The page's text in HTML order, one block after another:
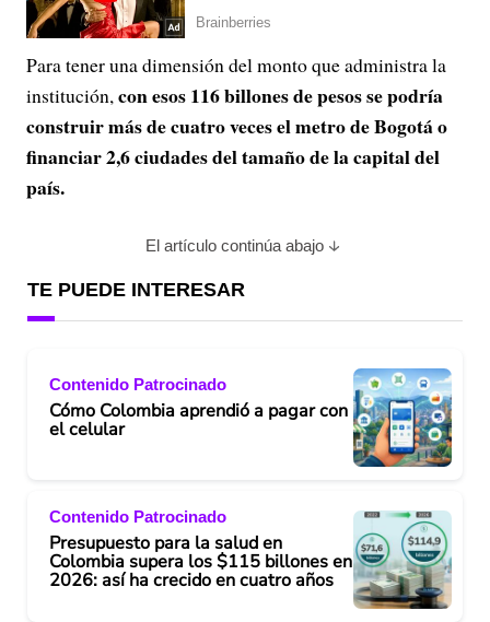
Para tener una dimensión del monto que administra la
institución,con esos 116 billones de pesos se podría
construir más de cuatro veces el metro de Bogotá o
financiar 2,6 ciudades del tamaño de la capital del
país.
El artículo continúa abajo
TE PUEDE INTERESAR
Contenido Patrocinado
Cómo Colombia aprendió a pagar con
el celular
Contenido Patrocinado
Presupuesto para la salud en
Colombia supera los $115 billones en
2026: así ha crecido en cuatro años